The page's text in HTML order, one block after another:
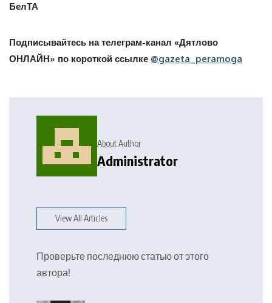
БелТА
Подписывайтесь на телеграм-канал «Дятлово
ОНЛАЙН» по короткой ссылке @gazeta_peramoga
About Author
Administrator
View All Articles
Проверьте последнюю статью от этого
автора!